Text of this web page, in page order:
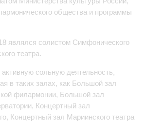
общества и программы
являлся солистом Симфонического
театра.
активную сольную деятельность,
в таких залах, как Большой зал
филармонии, Большой зал
Концертный зал
Концертный зал Мариинского театра